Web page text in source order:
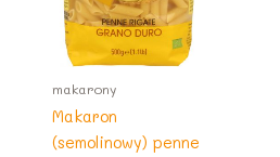
makarony
Makaron
(semolinowy) penne